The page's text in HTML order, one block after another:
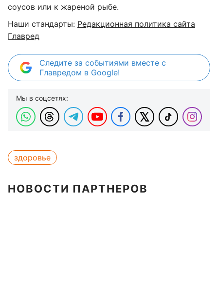
соусов или к жареной рыбе.
Наши стандарты: Редакционная политика сайта
Главред
Следите за событиями вместе с
Главредом в Google!
Мы в соцсетях:
здоровье
НОВОСТИ ПАРТНЕРОВ